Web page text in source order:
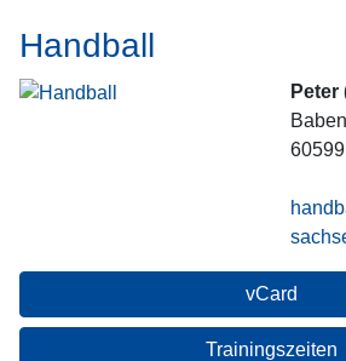
Handball
Peter
60599
vCard
Trainingszeiten